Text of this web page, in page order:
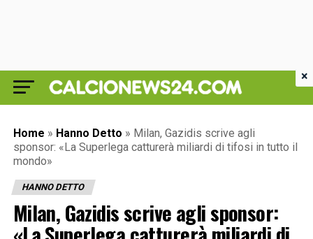
Home » Hanno Detto » Milan, Gazidis scrive agli
sponsor: «La Superlega catturerà miliardi di tifosi in tutto il
mondo»
HANNO DETTO
Milan, Gazidis scrive agli sponsor:
×